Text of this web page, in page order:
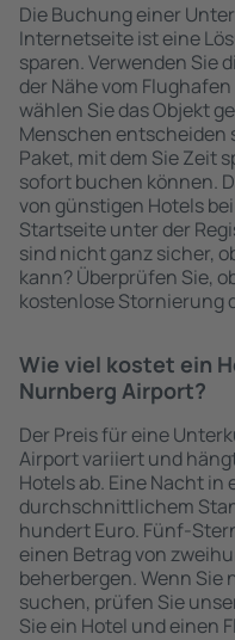
Die Buchung einer
Internetseite ist eine
sparen. Verwenden Sie
der Nähe vom
wählen Sie das Objekt
Menschen entscheiden
Paket, mit dem Sie Zeit
sofort buchen können.
von günstigen Hotels
Startseite unter der
sind nicht ganz sicher,
kann? Überprüfen Sie,
kostenlose Stornierung
Wie viel kostet ein
Nurnberg Airport?
Der Preis für eine
Airport variiert und
Hotels ab. Eine Nacht in
durchschnittlichem
hundert Euro. Fünf-
einen Betrag von
beherbergen. Wenn
suchen, prüfen Sie
Sie ein Hotel und einen